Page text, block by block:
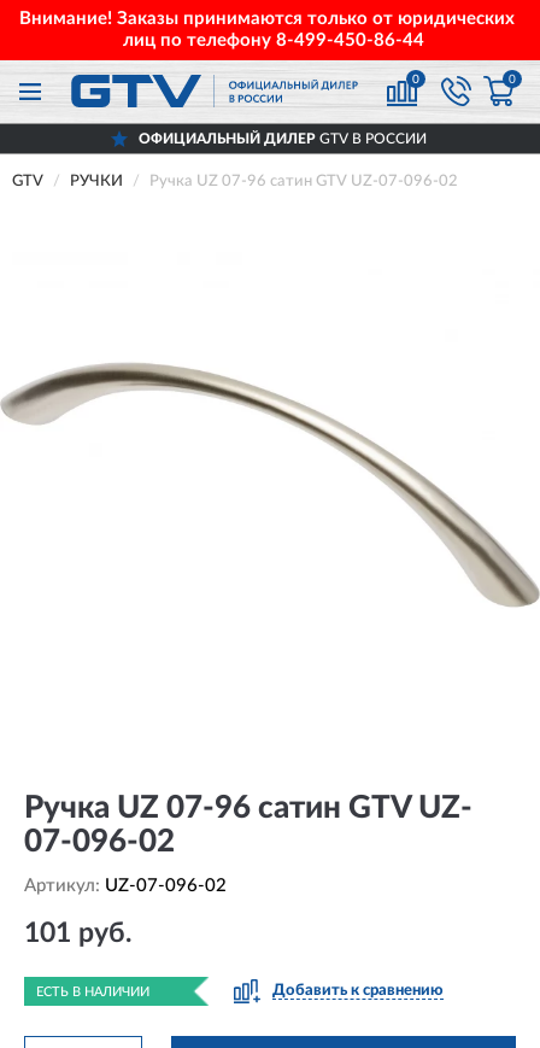
Внимание! Заказы принимаются только от юридических
лиц по телефону 8-499-450-86-44
0 0
ОФИЦИАЛЬНЫЙ ДИЛЕР GTV В РОССИИ
GTV РУЧКИ Ручка UZ 07-96 сатин GTV UZ-07-096-02
Ручка UZ 07-96 сатин GTV UZ-
07-096-02
Артикул: UZ-07-096-02
101 руб.
ЕСТЬ В НАЛИЧИИ Добавить к сравнению